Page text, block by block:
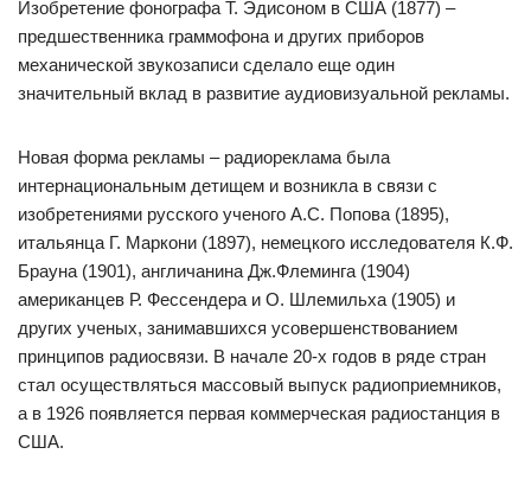
Изобретение фонографа Т. Эдисоном в США (1877) –
предшественника граммофона и других приборов
механической звукозаписи сделало еще один
значительный вклад в развитие аудиовизуальной рекламы.
Новая форма рекламы – радиореклама была
интернациональным детищем и возникла в связи с
изобретениями русского ученого А.С. Попова (1895),
итальянца Г. Маркони (1897), немецкого исследователя К.Ф.
Брауна (1901), англичанина Дж.Флеминга (1904)
американцев Р. Фессендера и О. Шлемильха (1905) и
других ученых, занимавшихся усовершенствованием
принципов радиосвязи. В начале 20-х годов в ряде стран
стал осуществляться массовый выпуск радиоприемников,
а в 1926 появляется первая коммерческая радиостанция в
США.